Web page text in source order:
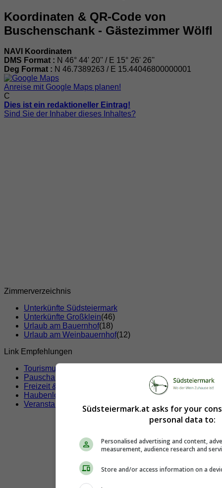
Koordinaten & QR-Code von
Buschenschank - Gästezimmer Wölfl
NAVI Koordinaten
DMS Format : N 46° 44' 20'' / E 15° 26' 26''
Deg Format : N 46.7389263 / E 15.44046800000001
Anreise mit Google Maps planen!
C
Dies ist ein redaktioneller Eintrag!
Sind Sie der Inhaber dieses Inhaltes?
Zimmerverzeichnis
Unterkünfte Südsteiermark
Unterkünfte Großklein(46)
Urlaub am Bauernhof(18)
Urlaub am Weinbauernhof(12)
Link Empfehlungen
Tourismusverbände
Pauschalangebote
Freizeit & Sport
Haubenlokale
Veranstaltungen
Südsteiermark.at asks for your
personal data to:
Personalised advertising and content,
measurement, audience research and
Store and/or access information on a